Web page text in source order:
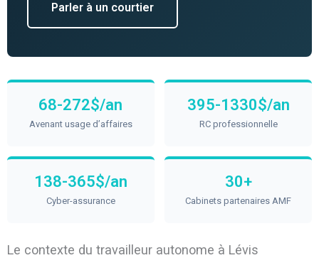
Parler à un courtier
68-272$/an
Avenant usage d’affaires
395-1330$/an
RC professionnelle
138-365$/an
Cyber-assurance
30+
Cabinets partenaires AMF
Le contexte du travailleur autonome à Lévis